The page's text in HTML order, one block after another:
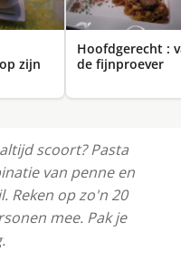
zijn
Hoofdgerecht :
de fijnproever
scoort? Pasta
van penne en
Reken op zo'n 20
mee. Pak je